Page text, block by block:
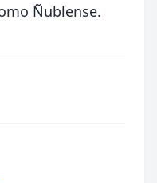
Ñublense.